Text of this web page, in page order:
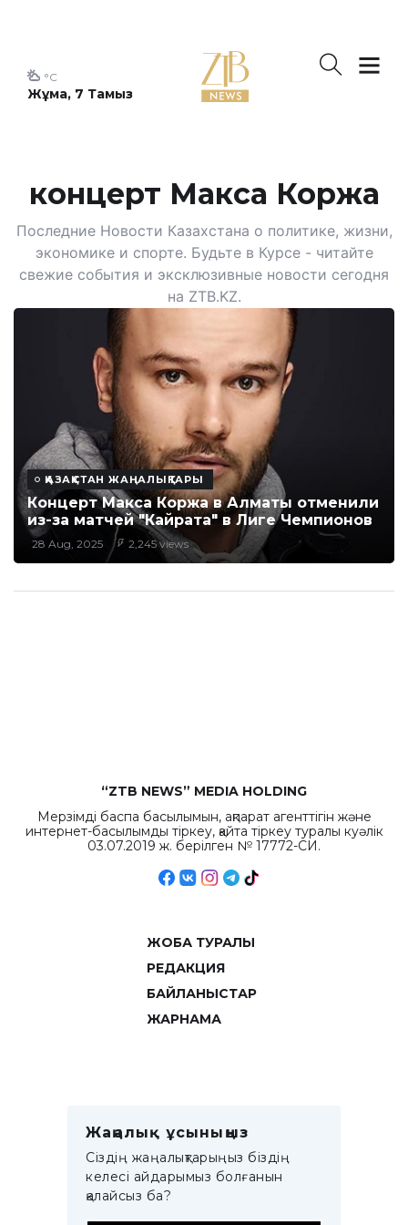
Жұма, 7 Тамыз
°C
концерт Макса Коржа
Последние Новости Казахстана о политике, жизни,
экономике и спорте. Будьте в Курсе - читайте
свежие события и эксклюзивные новости сегодня
на ZTB.KZ.
ҚАЗАҚСТАН ЖАҢАЛЫҚТАРЫ
Концерт Макса Коржа в Алматы отменили
из-за матчей "Кайрата" в Лиге Чемпионов
28 Aug, 2025 2,245 views
“ZTB NEWS” MEDIA HOLDING
Мерзімді баспа басылымын, ақпарат агенттігін және
интернет-басылымды тіркеу, қайта тіркеу туралы куәлік
03.07.2019 ж. берілген № 17772-СИ.
ЖОБА ТУРАЛЫ
РЕДАКЦИЯ
БАЙЛАНЫСТАР
ЖАРНАМА
Жаңалық ұсыныңыз
Сіздің жаңалықтарыңыз біздің
келесі айдарымыз болғанын
қалайсыз ба?